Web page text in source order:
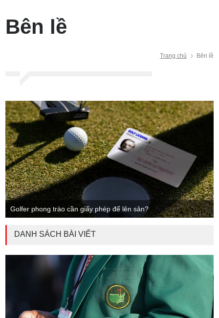
Bên lề
Trang chủ Bên lề
Golfer phong trào cần giấy phép để lên sân?
DANH SÁCH BÀI VIẾT